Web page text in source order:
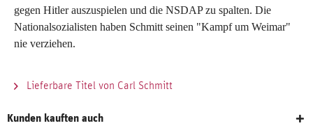
gegen Hitler auszuspielen und die NSDAP zu spalten. Die
Nationalsozialisten haben Schmitt seinen "Kampf um Weimar"
nie verziehen.
Lieferbare Titel von Carl Schmitt
Kunden kauften auch